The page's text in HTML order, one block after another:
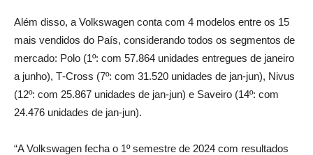
Além disso, a Volkswagen conta com 4 modelos entre os 15
mais vendidos do País, considerando todos os segmentos de
mercado: Polo (1º: com 57.864 unidades entregues de janeiro
a junho), T‑Cross (7º: com 31.520 unidades de jan-jun), Nivus
(12º: com 25.867 unidades de jan-jun) e Saveiro (14º: com
24.476 unidades de jan-jun).
“A Volkswagen fecha o 1º semestre de 2024 com resultados